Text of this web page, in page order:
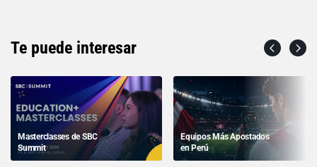
Te puede interesar
Masterclasses de SBC
Summit
Equipos Más Apostados
en Perú